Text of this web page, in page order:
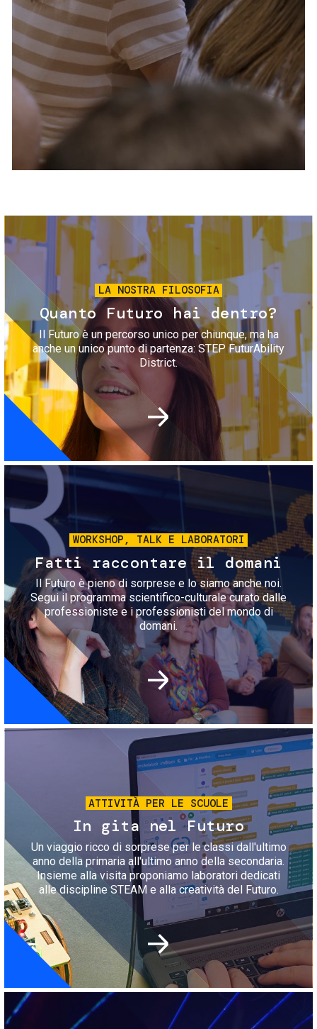
Servizi e accessibilità
Contatti
FAQ
Biglietti
Immagine
LA NOSTRA FILOSOFIA
Quanto Futuro hai dentro?
Il Futuro è un percorso unico per chiunque, ma ha
anche un unico punto di partenza: STEP FuturAbility
District.
Immagine
WORKSHOP, TALK E LABORATORI
Fatti raccontare il domani
Il Futuro è pieno di sorprese e lo siamo anche noi.
Segui il programma scientifico-culturale curato dalle
professioniste e i professionisti del mondo di
domani.
Immagine
ATTIVITÀ PER LE SCUOLE
In gita nel Futuro
Un viaggio ricco di sorprese per le classi dall'ultimo
anno della primaria all'ultimo anno della secondaria.
Insieme alla visita proponiamo laboratori dedicati
alle discipline STEAM e alla creatività del Futuro.
Immagine